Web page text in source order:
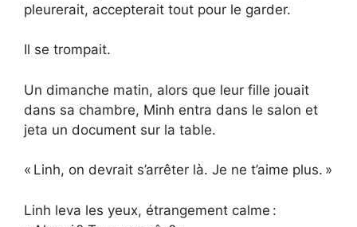
pleurerait, accepterait tout pour le garder.
Il se trompait.
Un dimanche matin, alors que leur fille jouait
dans sa chambre, Minh entra dans le salon et
jeta un document sur la table.
« Linh, on devrait s’arrêter là. Je ne t’aime plus. »
Linh leva les yeux, étrangement calme :